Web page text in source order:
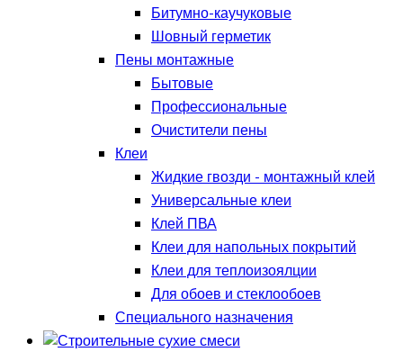
Битумно-каучуковые
Шовный герметик
Пены монтажные
Бытовые
Профессиональные
Очистители пены
Клеи
Жидкие гвозди - монтажный клей
Универсальные клеи
Клей ПВА
Клеи для напольных покрытий
Клеи для теплоизоялции
Для обоев и стеклообоев
Специального назначения